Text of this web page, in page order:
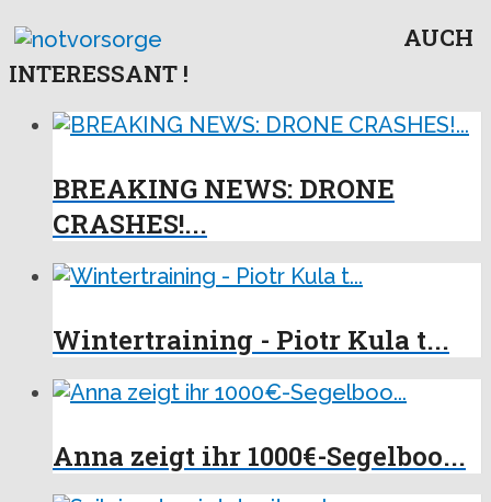
AUCH
INTERESSANT !
BREAKING NEWS: DRONE
CRASHES!...
Wintertraining - Piotr Kula t...
Anna zeigt ihr 1000€-Segelboo...